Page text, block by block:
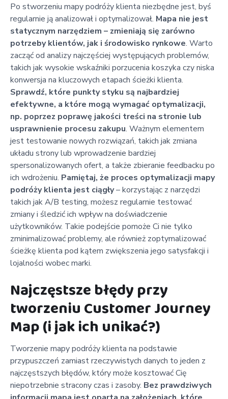
Po stworzeniu mapy podróży klienta niezbędne jest, byś
regularnie ją analizował i optymalizował. Mapa nie jest
statycznym narzędziem – zmieniają się zarówno
potrzeby klientów, jak i środowisko rynkowe. Warto
zacząć od analizy najczęściej występujących problemów,
takich jak wysokie wskaźniki porzucenia koszyka czy niska
konwersja na kluczowych etapach ścieżki klienta.
Sprawdź, które punkty styku są najbardziej
efektywne, a które mogą wymagać optymalizacji,
np. poprzez poprawę jakości treści na stronie lub
usprawnienie procesu zakupu. Ważnym elementem
jest testowanie nowych rozwiązań, takich jak zmiana
układu strony lub wprowadzenie bardziej
spersonalizowanych ofert, a także zbieranie feedbacku po
ich wdrożeniu. Pamiętaj, że proces optymalizacji mapy
podróży klienta jest ciągły– korzystając z narzędzi
takich jak A/B testing, możesz regularnie testować
zmiany i śledzić ich wpływ na doświadczenie
użytkowników. Takie podejście pomoże Ci nie tylko
zminimalizować problemy, ale również zoptymalizować
ścieżkę klienta pod kątem zwiększenia jego satysfakcji i
lojalności wobec marki.
Najczęstsze błędy przy
tworzeniu Customer Journey
Map (i jak ich unikać?)
Tworzenie mapy podróży klienta na podstawie
przypuszczeń zamiast rzeczywistych danych to jeden z
najczęstszych błędów, który może kosztować Cię
niepotrzebnie stracony czas i zasoby. Bez prawdziwych